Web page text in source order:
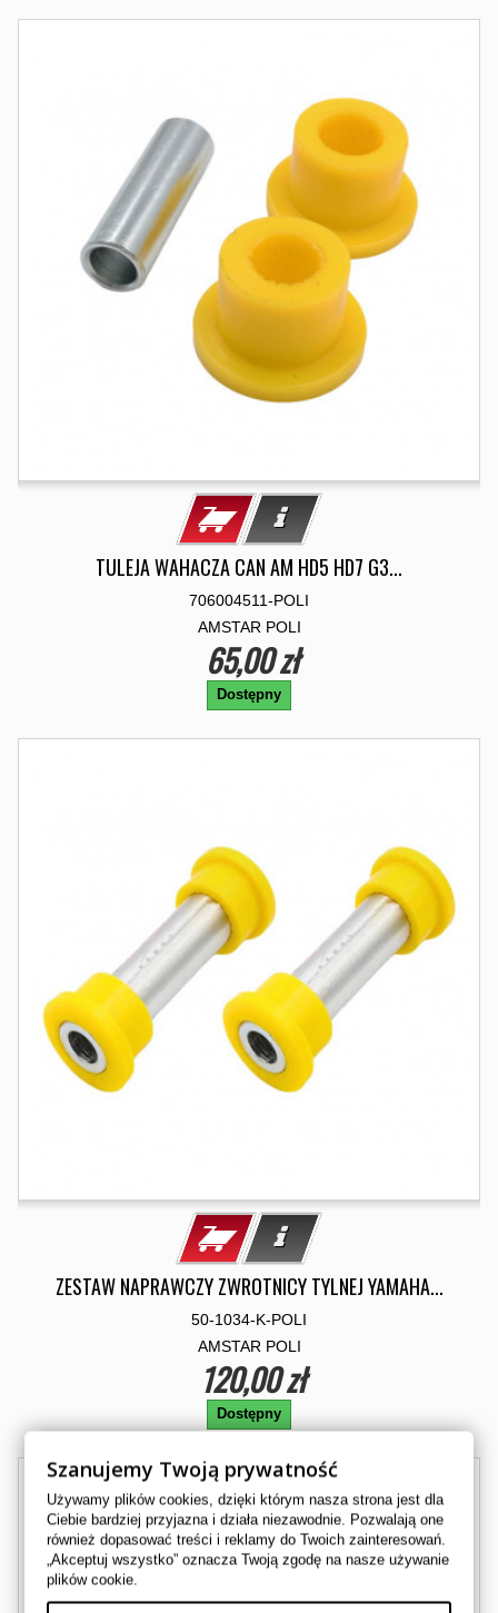
TULEJA WAHACZA CAN AM HD5 HD7 G3...
706004511-POLI
AMSTAR POLI
65,00 zł
Dostępny
ZESTAW NAPRAWCZY ZWROTNICY TYLNEJ YAMAHA...
50-1034-K-POLI
AMSTAR POLI
120,00 zł
Dostępny
Szanujemy Twoją prywatność
Używamy plików cookies, dzięki którym nasza strona jest dla
Ciebie bardziej przyjazna i działa niezawodnie. Pozwalają one
również dopasować treści i reklamy do Twoich zainteresowań.
„Akceptuj wszystko” oznacza Twoją zgodę na nasze używanie
plików cookie.